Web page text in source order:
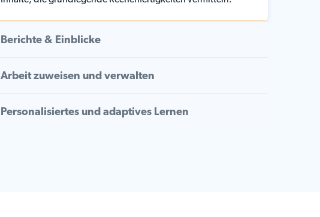
Berichte & Einblicke
Arbeit zuweisen und verwalten
Personalisiertes und adaptives Lernen